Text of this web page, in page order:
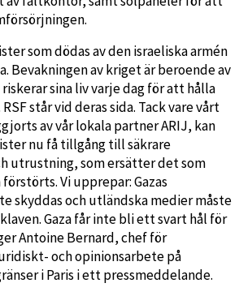
som dödas av den israeliska armén
Bevakningen av kriget är beroende av
sina liv varje dag för att hålla
står vid deras sida. Tack vare vårt
av vår lokala partner ARIJ, kan
nu få tillgång till säkrare
utrustning, som ersätter det som
Vi upprepar: Gazas
skyddas och utländska medier måste
Gaza får inte bli ett svart hål för
Antoine Bernard, chef för
och opinionsarbete på
i Paris i ett pressmeddelande.